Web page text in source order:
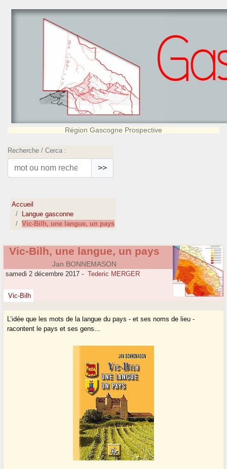
Région Gascogne Prospective
Recherche / Cerca :
>>
Accueil
Langue gasconne
Vic-Bilh, une langue, un pays
Vic-Bilh, une langue, un pays
Jan BONNEMASON
samedi 2 décembre 2017 - Tederic MERGER
Vic-Bilh
L’idée que les mots de la langue du pays - et ses noms de lieu -
racontent le pays et ses gens...